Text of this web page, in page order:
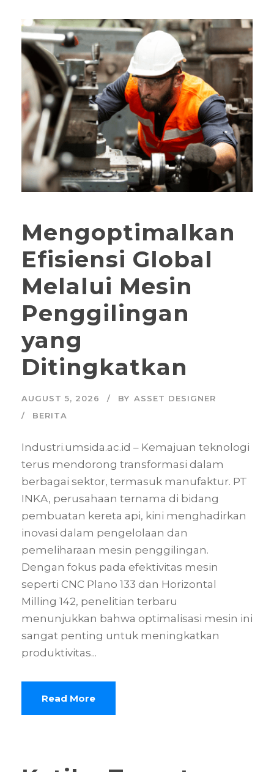
Mengoptimalkan
Efisiensi Global
Melalui Mesin
Penggilingan
yang
Ditingkatkan
AUGUST 5, 2026 BY ASSET DESIGNER
BERITA
Industri.umsida.ac.id – Kemajuan teknologi
terus mendorong transformasi dalam
berbagai sektor, termasuk manufaktur. PT
INKA, perusahaan ternama di bidang
pembuatan kereta api, kini menghadirkan
inovasi dalam pengelolaan dan
pemeliharaan mesin penggilingan.
Dengan fokus pada efektivitas mesin
seperti CNC Plano 133 dan Horizontal
Milling 142, penelitian terbaru
menunjukkan bahwa optimalisasi mesin ini
sangat penting untuk meningkatkan
produktivitas...
Read More